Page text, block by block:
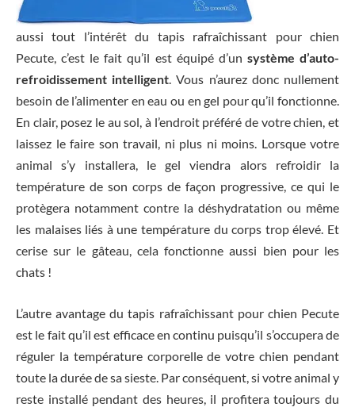
aussi tout l’intérêt du tapis rafraîchissant pour chien
Pecute, c’est le fait qu’il est équipé d’un système d’auto-
refroidissement intelligent. Vous n’aurez donc nullement
besoin de l’alimenter en eau ou en gel pour qu’il fonctionne.
En clair, posez le au sol, à l’endroit préféré de votre chien, et
laissez le faire son travail, ni plus ni moins. Lorsque votre
animal s’y installera, le gel viendra alors refroidir la
température de son corps de façon progressive, ce qui le
protègera notamment contre la déshydratation ou même
les malaises liés à une température du corps trop élevé. Et
cerise sur le gâteau, cela fonctionne aussi bien pour les
chats !
L’autre avantage du tapis rafraîchissant pour chien Pecute
est le fait qu’il est efficace en continu puisqu’il s’occupera de
réguler la température corporelle de votre chien pendant
toute la durée de sa sieste. Par conséquent, si votre animal y
reste installé pendant des heures, il profitera toujours du